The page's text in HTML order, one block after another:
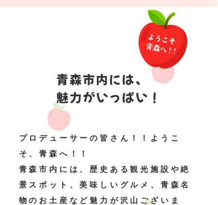
青森市内には、
魅力がいっぱい！
プロデューサーの皆さん！！ようこ
そ、青森へ！！
青森市内には、歴史ある観光施設や絶
景スポット、美味しいグルメ、 青森名
物のお土産など魅力が沢山ございま